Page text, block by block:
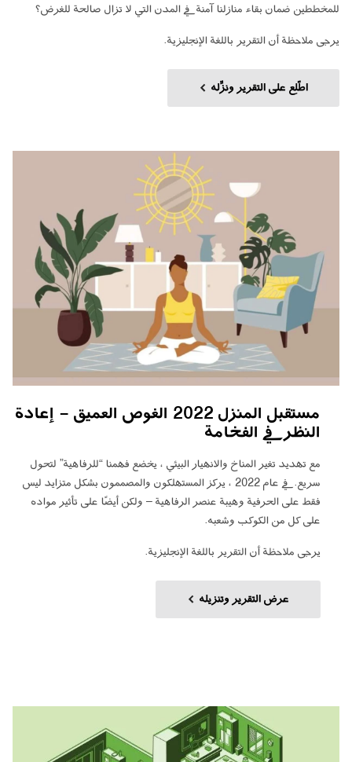
للمخططين ضمان بقاء منازلنا آمنة في المدن التي لا تزال صالحة للغرض؟
يرجى ملاحظة أن التقرير باللغة الإنجليزية.
اطّلِع على التقرير ونزِّله
مستقبل المنزل 2022 الغوص العميق - إعادة
النظر في الفخامة
مع تهديد تغير المناخ والانهيار البيئي ، يخضع فهمنا “للرفاهية” لتحول
سريع. في عام 2022 ، يركز المستهلكون والمصممون بشكل متزايد ليس
فقط على الحرفية وهيبة عنصر الرفاهية – ولكن أيضًا على تأثير مواده
على كل من الكوكب وشعبه.
يرجى ملاحظة أن التقرير باللغة الإنجليزية.
عرض التقرير وتنزيله